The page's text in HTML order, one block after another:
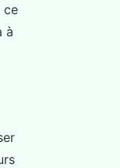
ce
à